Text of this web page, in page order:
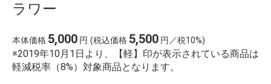
ラワー
本体価格 5,000 円 (税込価格 5,500 円／税10%)
※2019年10月1日より、【軽】印が表示されている商品は
軽減税率（8%）対象商品となります。